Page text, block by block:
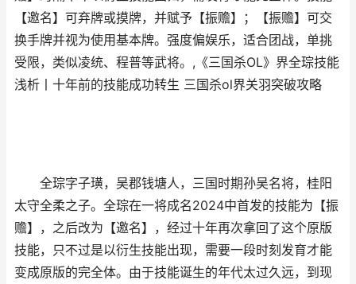
【邀名】可弃牌或摸牌，并赋予【振赡】；【振赡】可交
换手牌并视为使用基本牌。强度偏娱乐，适合团战，单挑
受限，类似凌统、程普等武将。,《三国杀OL》界全琮技能
浅析丨十年前的技能成功转生 三国杀ol界关羽突破攻略
全琮字子璜，吴郡钱塘人，三国时期孙吴名将，桂阳
太守全柔之子。全琮在一将成名2024中首发的技能为【振
赡】，之后改为【邀名】，经过十年再次拿回了这个原版
技能，只不过是以衍生技能出现，需要一段时刻发育才能
变成原版的完全体。由于技能诞生的年代太过久远，到现